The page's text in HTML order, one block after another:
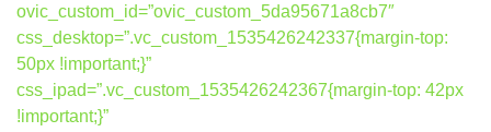
ovic_custom_id=”ovic_custom_5da95671a8cb7″
css_desktop=”.vc_custom_1535426242337{margin-top:
50px !important;}”
css_ipad=”.vc_custom_1535426242367{margin-top: 42px
!important;}”